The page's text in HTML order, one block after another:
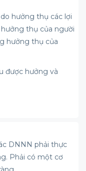
hưởng thụ các lợi
thụ của người
hưởng thụ của
được hưởng và
DNNN phải thực
Phải có một cơ